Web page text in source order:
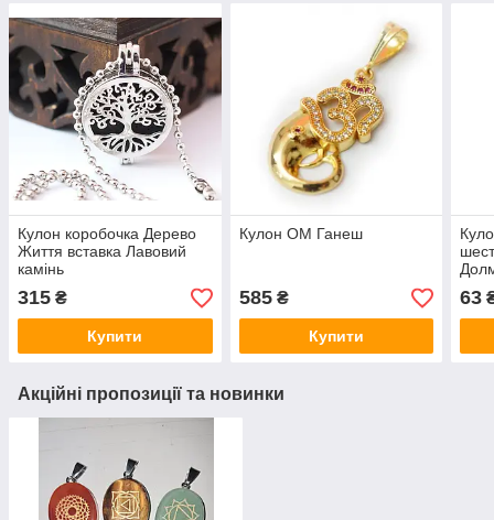
Кулон коробочка Дерево
Життя вставка Лавовий
камінь
315 ₴
Купити
Кулон ОМ Ганеш
585₴
Купити
63
Акційні пропозиції та новинки